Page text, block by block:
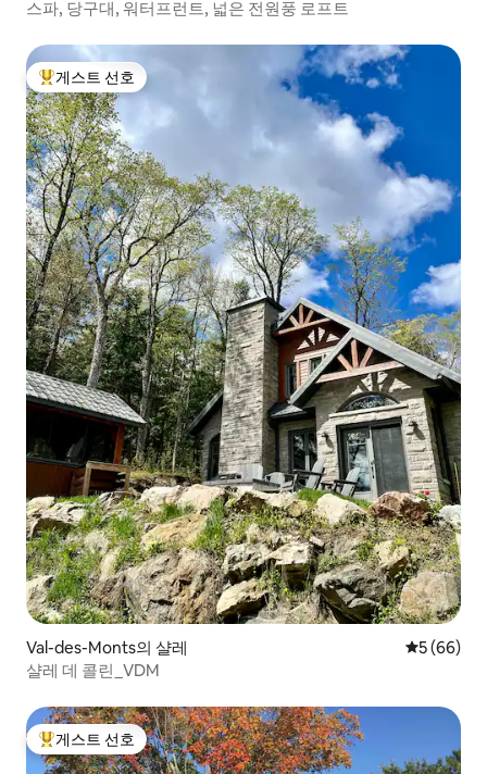
스파, 당구대, 워터프런트, 넓은 전원풍 로프트
상위 게스트 선호
게스트 선호
Val-des-Monts의 샬레 평점 5점(5
5 (66)
샬레 데 콜린_VDM
상위 게스트 선호
게스트 선호